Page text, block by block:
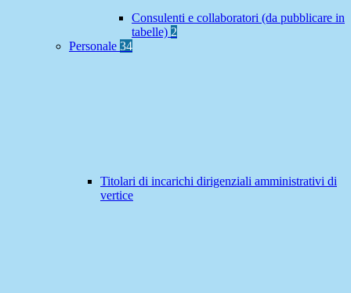
Consulenti e collaboratori (da pubblicare in
tabelle) 2
Personale 34
Titolari di incarichi dirigenziali amministrativi di
vertice